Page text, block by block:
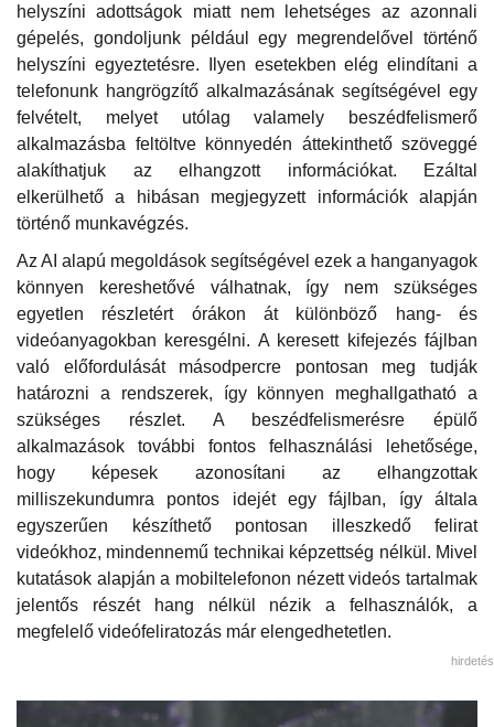
helyszíni adottságok miatt nem lehetséges az azonnali
gépelés, gondoljunk például egy megrendelővel történő
helyszíni egyeztetésre. Ilyen esetekben elég elindítani a
telefonunk hangrögzítő alkalmazásának segítségével egy
felvételt, melyet utólag valamely beszédfelismerő
alkalmazásba feltöltve könnyedén áttekinthető szöveggé
alakíthatjuk az elhangzott információkat. Ezáltal
elkerülhető a hibásan megjegyzett információk alapján
történő munkavégzés.
Az AI alapú megoldások segítségével ezek a hanganyagok
könnyen kereshetővé válhatnak, így nem szükséges
egyetlen részletért órákon át különböző hang- és
videóanyagokban keresgélni. A keresett kifejezés fájlban
való előfordulását másodpercre pontosan meg tudják
határozni a rendszerek, így könnyen meghallgatható a
szükséges részlet. A beszédfelismerésre épülő
alkalmazások további fontos felhasználási lehetősége,
hogy képesek azonosítani az elhangzottak
milliszekundumra pontos idejét egy fájlban, így általa
egyszerűen készíthető pontosan illeszkedő felirat
videókhoz, mindennemű technikai képzettség nélkül. Mivel
kutatások alapján a mobiltelefonon nézett videós tartalmak
jelentős részét hang nélkül nézik a felhasználók, a
megfelelő videófeliratozás már elengedhetetlen.
hirdetés